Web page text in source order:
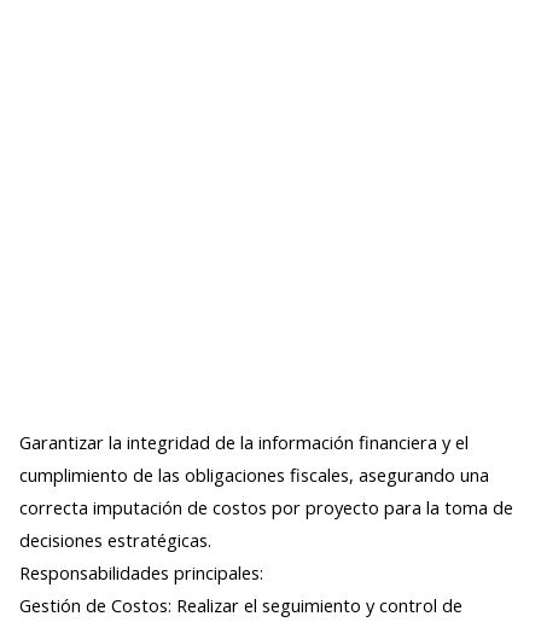
Garantizar la integridad de la información financiera y el
cumplimiento de las obligaciones fiscales, asegurando una
correcta imputación de costos por proyecto para la toma de
decisiones estratégicas.
Responsabilidades principales:
Gestión de Costos: Realizar el seguimiento y control de